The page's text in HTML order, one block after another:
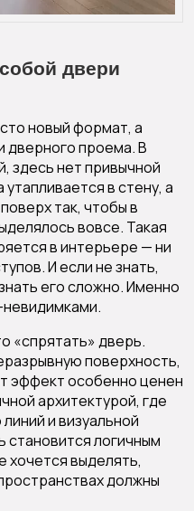
двери
новый формат, а
дверного проема. В
здесь нет привычной
в стену, а
так, чтобы в
вовсе. Такая
в интерьере — ни
И если не знать,
его сложно. Именно
«спрятать» дверь.
поверхность,
эффект особенно ценен
архитектурой, где
и визуальной
становится логичным
выделять,
должны